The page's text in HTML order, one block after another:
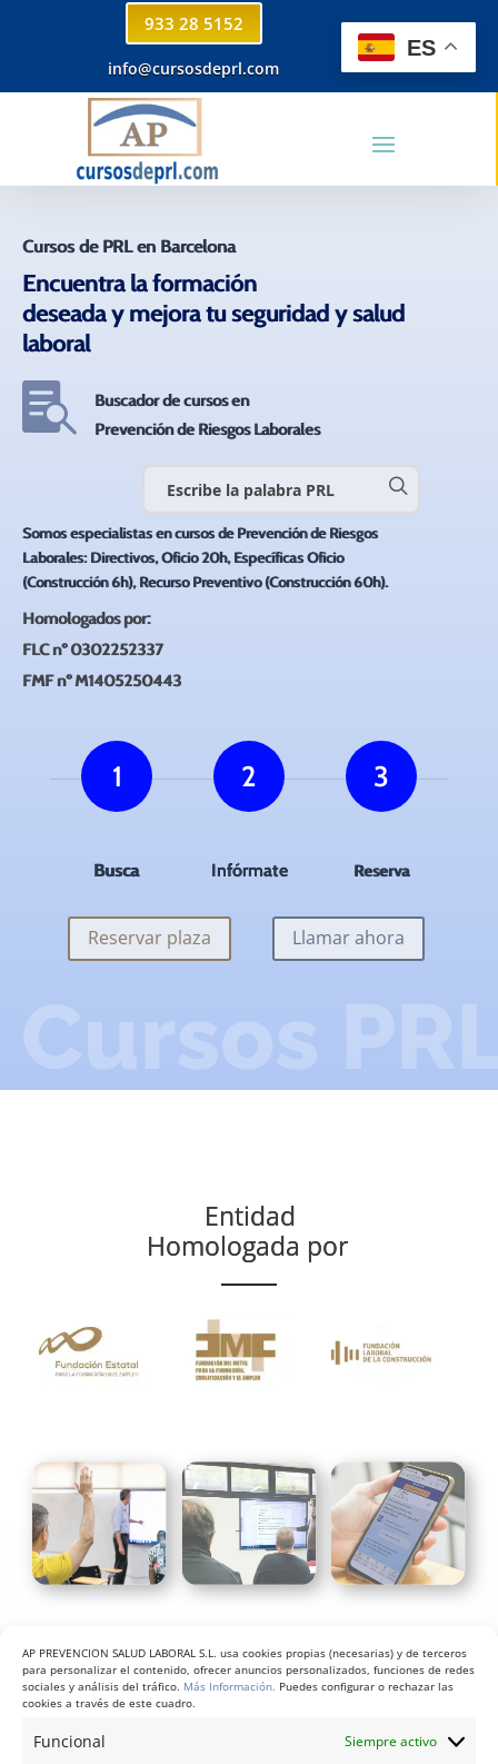
AP PREVENCION SALUD LABORAL S.L. usa cookies propias (necesarias) y de terceros
para personalizar el contenido, ofrecer anuncios personalizados, funciones de redes
sociales y análisis del tráfico. Más Información. Puedes configurar o rechazar las
cookies a través de este cuadro.
Funcional Siempre activo
933 28 5152
info@cursosdeprl.com
Cursos de PRL en Barcelona
Encuentra la formación
deseada y mejora tu seguridad y salud
laboral

Buscador de cursos en
Prevención de Riesgos Laborales
Somos especialistas en cursos de Prevención de Riesgos
Laborales: Directivos, Oficio 20h, Específicas Oficio
(Construcción 6h), Recurso Preventivo (Construcción 60h).
Homologados por:
FLC nº 0302252337
FMF nº M1405250443
1
Busca
2
Infórmate
3
Reserva
Reservar plaza Llamar ahora
Entidad
Homologada por
Reservar plaza,
curso de PRL
ES